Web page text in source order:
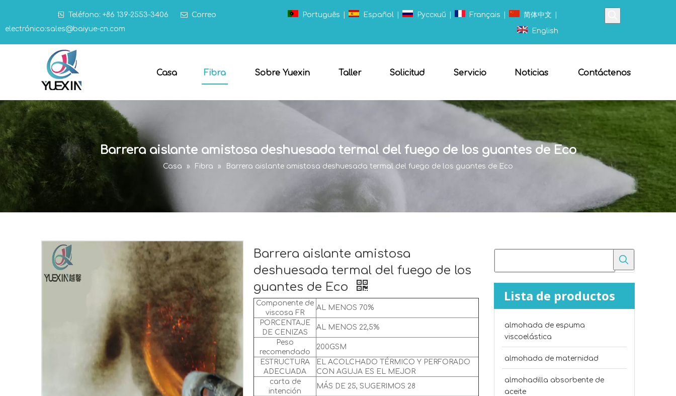
 Teléfono: +86 139-2553-3406  Correo
electrónico:sales@baiyue-cn.com
Português Español Pусский Français 简体中文
English
Casa Fibra Sobre Yuexin Taller Solicitud Servicio Noticias Contáctenos
Barrera aislante amistosa deshuesada termal del fuego de los guantes de Eco
Casa » Fibra » Barrera aislante amistosa deshuesada termal del fuego de los guantes de Eco
Barrera aislante amistosa
deshuesada termal del fuego de los
guantes de Eco
Componente de
viscosa FR
AL MENOS 70%
PORCENTAJE
DE CENIZAS
AL MENOS 22,5%
Peso
recomendado
200GSM
ESTRUCTURA
ADECUADA
EL ACOLCHADO TÉRMICO Y PERFORADO
CON AGUJA ES EL MEJOR
carta de
intención
MÁS DE 25, SUGERIMOS 28
Lista de productos
almohada de espuma
viscoelástica
almohada de maternidad
almohadilla absorbente de
aceite
Compare el fieltro punzonado con el algodón